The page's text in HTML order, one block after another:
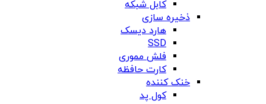
کابل شبکه
ذخیره سازی
هارد دیسک
SSD
فلش مموری
کارت حافظه
خنک کننده
کول پد